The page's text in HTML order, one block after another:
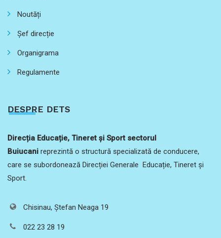
Noutăți
Șef direcție
Organigrama
Regulamente
DESPRE DETS
Direcția Educație, Tineret și Sport sectorul
Buiucani reprezintă o structură specializată de conducere,
care se subordonează Direcției Generale Educație, Tineret și
Sport.
Chisinau, Ștefan Neaga 19
022 23 28 19